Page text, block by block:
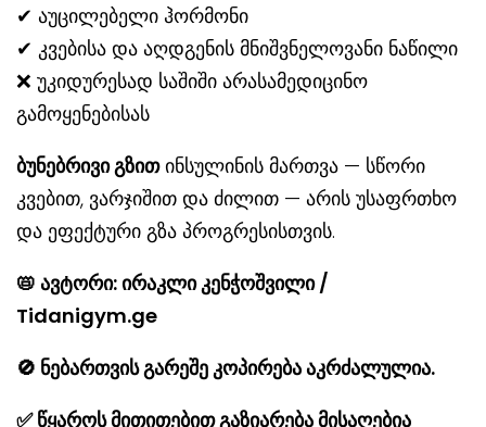
✔ აუცილებელი ჰორმონი
✔ კვებისა და აღდგენის მნიშვნელოვანი ნაწილი
❌ უკიდურესად საშიში არასამედიცინო
გამოყენებისას
ბუნებრივი გზითინსულინის მართვა — სწორი
კვებით, ვარჯიშით და ძილით — არის უსაფრთხო
და ეფექტური გზა პროგრესისთვის.
📛 ავტორი: ირაკლი კენჭოშვილი /
Tidanigym.ge
🚫 ნებართვის გარეშე კოპირება აკრძალულია.
✅წყაროს მითითებით გაზიარება მისაღებია